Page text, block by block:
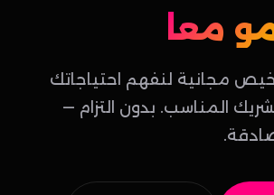
معاً
مجانية لنفهم احتياجاتك
المناسب. بدون التزام —